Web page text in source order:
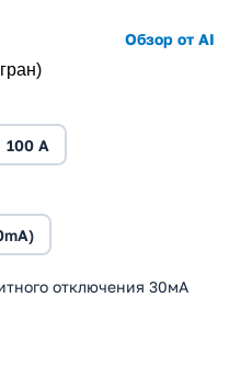
Обзор от AI
100 A
отключения 30мА